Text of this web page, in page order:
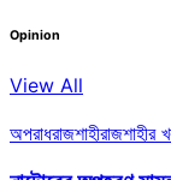
Opinion
View All
অপরাধরাজশাহীরাজশাহীর